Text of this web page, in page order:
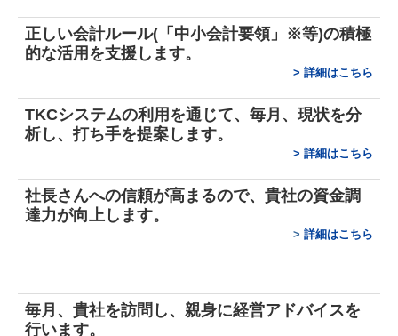
事務所紹介
経営理念
交通案内
リンク集
正しい会計ルール(「中小会計要領」※等)の積極
的な活用を支援します。
> 詳細はこちら
TKCシステムの利用を通じて、毎月、現状を分
析し、打ち手を提案します。
> 詳細はこちら
社長さんへの信頼が高まるので、貴社の資金調
達力が向上します。
> 詳細はこちら
毎月、貴社を訪問し、親身に経営アドバイスを
行います。